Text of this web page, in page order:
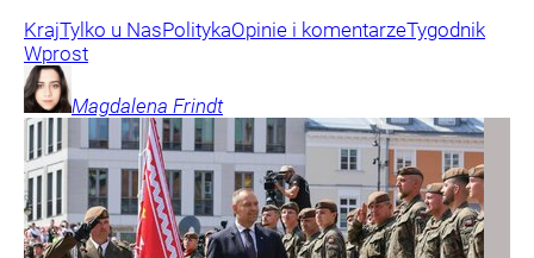
KrajTylko u NasPolitykaOpinie i komentarzeTygodnik
Wprost
Magdalena Frindt